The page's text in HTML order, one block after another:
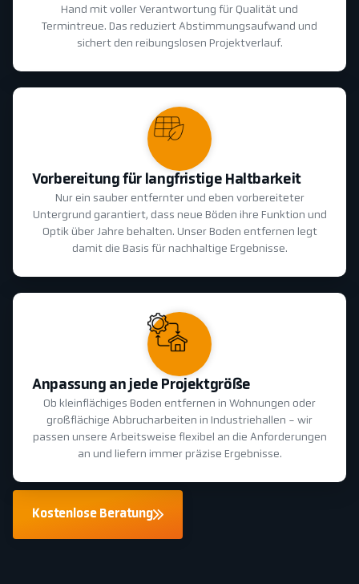
Hand mit voller Verantwortung für Qualität und
Termintreue. Das reduziert Abstimmungsaufwand und
sichert den reibungslosen Projektverlauf.
Vorbereitung für langfristige Haltbarkeit
Nur ein sauber entfernter und eben vorbereiteter
Untergrund garantiert, dass neue Böden ihre Funktion und
Optik über Jahre behalten. Unser Boden entfernen legt
damit die Basis für nachhaltige Ergebnisse.
Anpassung an jede Projektgröße
Ob kleinflächiges Boden entfernen in Wohnungen oder
großflächige Abbrucharbeiten in Industriehallen - wir
passen unsere Arbeitsweise flexibel an die Anforderungen
an und liefern immer präzise Ergebnisse.
Kostenlose Beratung